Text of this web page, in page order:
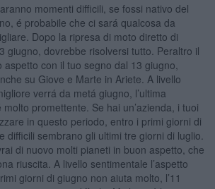
momenti difficili, se fossi nativo del
é probabile che ci sará qualcosa da
Dopo la ripresa di moto diretto di
giugno, dovrebbe risolversi tutto. Peraltro il
con il tuo segno dal 13 giugno,
su Giove e Marte in Ariete. A livello
verrá da metá giugno, l’ultima
promettente. Se hai un’azienda, i tuoi
in questo periodo, entro i primi giorni di
difficili sembrano gli ultimi tre giorni di luglio.
di nuovo molti pianeti in buon aspetto, che
riuscita. A livello sentimentale l’aspetto
giorni di giugno non aiuta molto, l’11